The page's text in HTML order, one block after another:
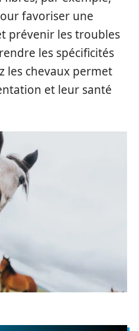
favoriser une
prévenir les troubles
les spécificités
les chevaux permet
et leur santé